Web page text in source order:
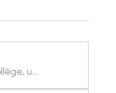
Merville-Franceville - Au collège, une journée "citoyenneté" avec le député